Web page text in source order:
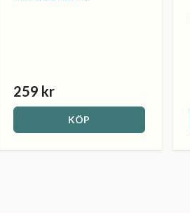
259 kr
KÖP